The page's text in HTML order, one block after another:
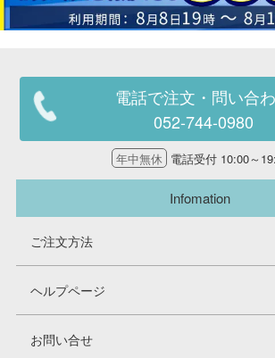
電話で注文・問い合
052-744-0980
年中無休 電話受付 10:00～
Infomation
ご注文方法
ヘルプページ
お問い合せ